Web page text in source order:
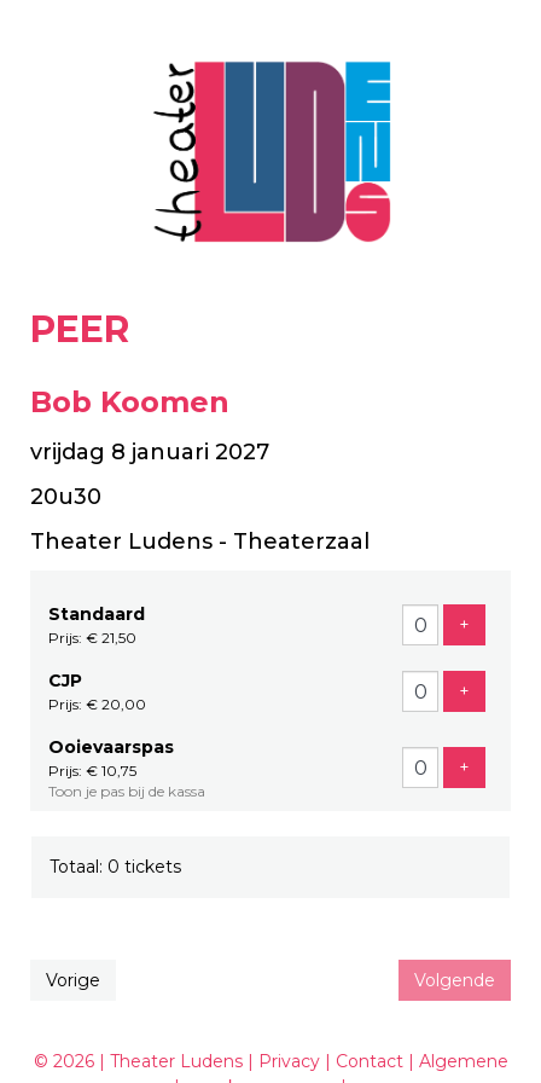
PEER
Bob Koomen
vrijdag 8 januari 2027
20u30
Theater Ludens - Theaterzaal
Standaard
Prijs: € 21,50
+
CJP
Prijs: € 20,00
+
Ooievaarspas
Prijs: € 10,75
Toon je pas bij de kassa
+
Totaal: 0 tickets
Vorige Volgende
© 2026 | Theater Ludens | Privacy| Contact| Algemene